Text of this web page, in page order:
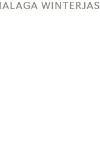
WINTERJAS